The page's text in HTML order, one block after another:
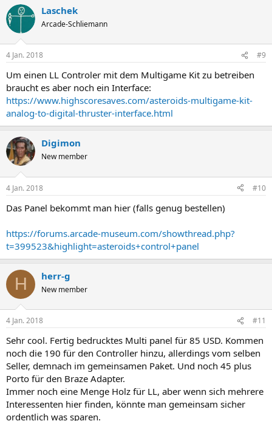
Laschek
Arcade-Schliemann
4 Jan. 2018 #9
Um einen LL Controler mit dem Multigame Kit zu betreiben
braucht es aber noch ein Interface:
https://www.highscoresaves.com/asteroids-multigame-kit-
analog-to-digital-thruster-interface.html
Digimon
New member
4 Jan. 2018 #10
Das Panel bekommt man hier (falls genug bestellen)
https://forums.arcade-museum.com/showthread.php?
t=399523&highlight=asteroids+control+panel
H herr-g
New member
4 Jan. 2018 #11
Sehr cool. Fertig bedrucktes Multi panel für 85 USD. Kommen
noch die 190 für den Controller hinzu, allerdings vom selben
Seller, demnach im gemeinsamen Paket. Und noch 45 plus
Porto für den Braze Adapter.
Immer noch eine Menge Holz für LL, aber wenn sich mehrere
Interessenten hier finden, könnte man gemeinsam sicher
ordentlich was sparen.